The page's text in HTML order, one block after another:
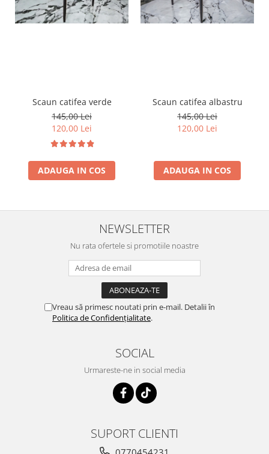
Scaun catifea verde
145,00 Lei
120,00 Lei
ADAUGA IN COS
Scaun catifea albastru
145,00 Lei
120,00 Lei
ADAUGA IN COS
NEWSLETTER
Nu rata ofertele si promotiile noastre
Vreau să primesc noutati prin e-mail. Detalii în
Politica de Confidențialitate.
SOCIAL
Urmareste-ne in social media
SUPORT CLIENTI